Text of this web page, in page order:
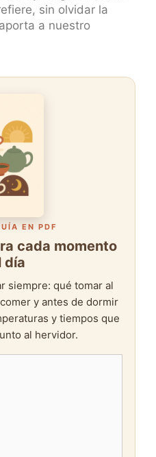
sin olvidar la
a nuestro
EN PDF
cada momento
día
siempre: qué tomar al
y antes de dormir
y tiempos que
al hervidor.